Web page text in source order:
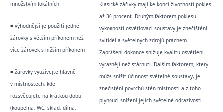
množstvím lokálních
■ výhodnější je použití jedné
žárovky s větším příkonem než
více žárovek s nižším příkonem
■ žárovky využívejte hlavně
v místnostech, kde
rozsvěcujete na krátkou dobu
(koupelna, WC, sklad, dílna,
Klasické zářivky mají ke konci životnosti pokles
až 30 procent. Druhým faktorem poklesu
výkonnosti osvětlovací soustavy je znečištění
svítidel a světelných zdrojů prachem.
Zaprášení dokonce snižuje kvalitu osvětlení
výrazněji než stárnutí. Dalším faktorem, který
může snížit účinnost světelné soustavy, je
znečistění povrchů stěn místnosti a z toho
plynoucí snížení jejich světelné odrazivosti.